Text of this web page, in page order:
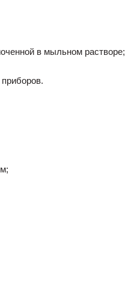
в мыльном растворе;